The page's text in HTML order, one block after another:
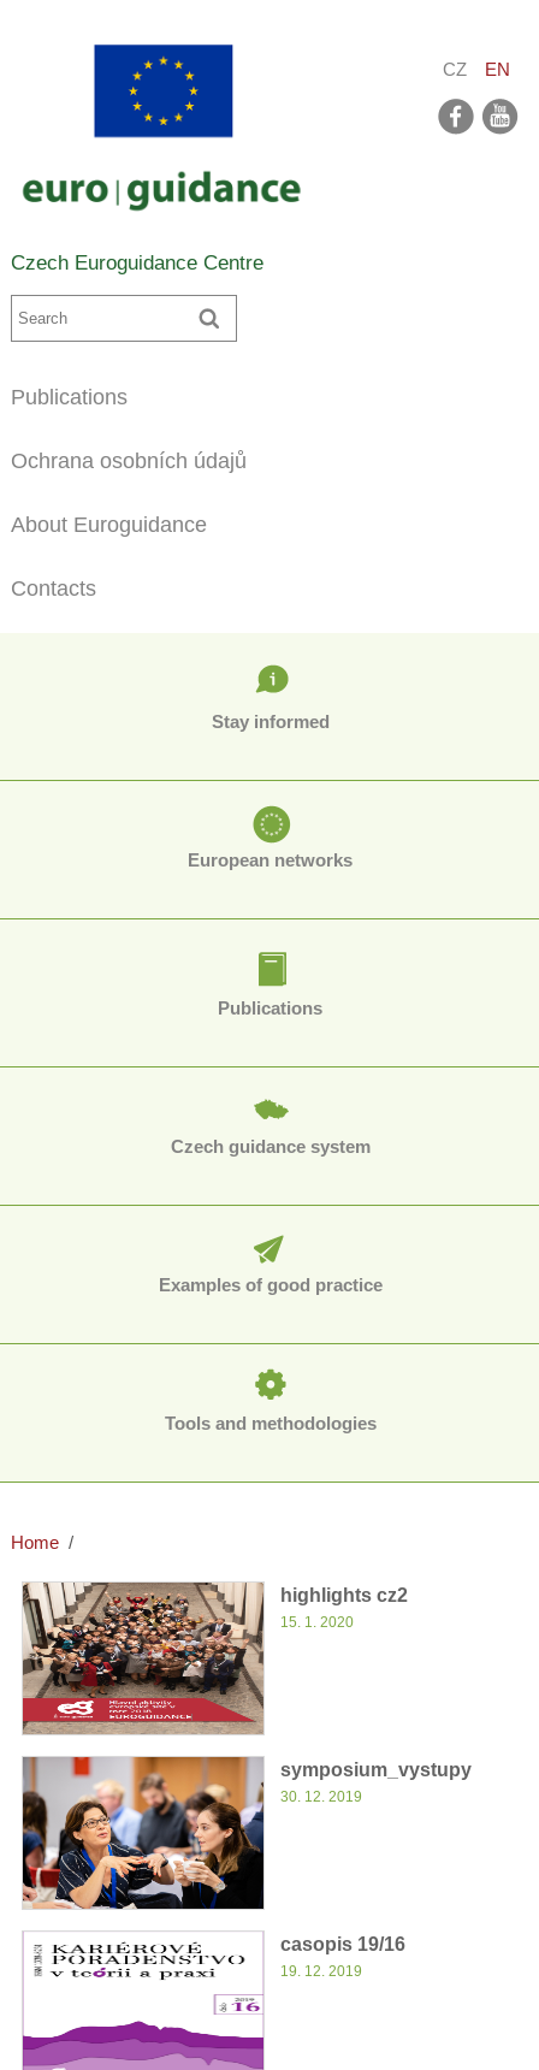
Czech Euroguidance Centre
CZ EN
Publications
Ochrana osobních údajů
About Euroguidance
Contacts
Stay informed
European networks
Publications
Czech guidance system
Examples of good practice
Tools and methodologies
Home
highlights cz2
15. 1. 2020
symposium_vystupy
30. 12. 2019
casopis 19/16
19. 12. 2019